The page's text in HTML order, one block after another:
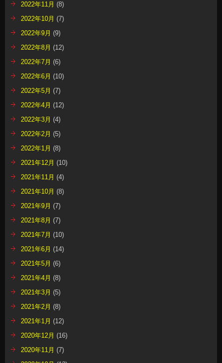
2022年11月 (8)
2022年10月 (7)
2022年9月 (9)
2022年8月 (12)
2022年7月 (6)
2022年6月 (10)
2022年5月 (7)
2022年4月 (12)
2022年3月 (4)
2022年2月 (5)
2022年1月 (8)
2021年12月 (10)
2021年11月 (4)
2021年10月 (8)
2021年9月 (7)
2021年8月 (7)
2021年7月 (10)
2021年6月 (14)
2021年5月 (6)
2021年4月 (8)
2021年3月 (5)
2021年2月 (8)
2021年1月 (12)
2020年12月 (16)
2020年11月 (7)